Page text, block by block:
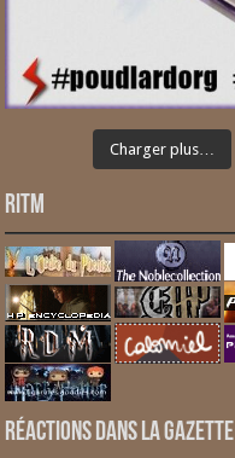
Charger plus…
RITM
Réactions dans la gazette